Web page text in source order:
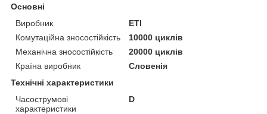
Основні
Виробник
ETI
Комутаційна зносостійкість
10000 циклів
Механічна зносостійкість
20000 циклів
Країна виробник
Словенія
Технічні характеристики
Часострумові
характеристики
D